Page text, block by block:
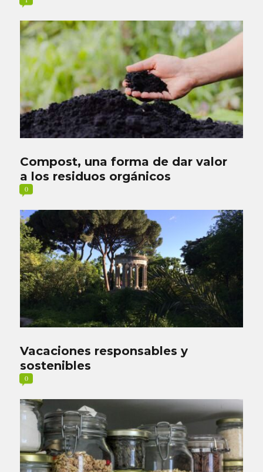
Compost, una forma de dar valor
a los residuos orgánicos
0
Vacaciones responsables y
sostenibles
0